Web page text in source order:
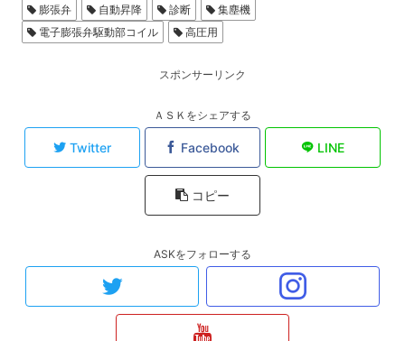
膨張弁
自動昇降 診断
集塵機
電子膨張弁駆動部コイル
高圧用
スポンサーリンク
ＡＳＫをシェアする
Twitter Facebook LINE
コピー
ASKをフォローする